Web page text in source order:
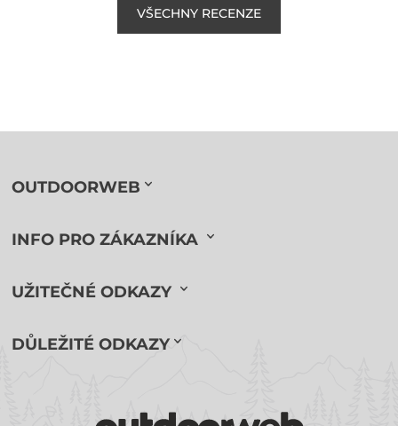
VŠECHNY RECENZE
OUTDOORWEB
INFO PRO ZÁKAZNÍKA
UŽITEČNÉ ODKAZY
DŮLEŽITÉ ODKAZY